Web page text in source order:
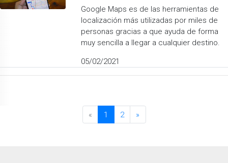
Google Maps es de las herramientas de
localización más utilizadas por miles de
personas gracias a que ayuda de forma
muy sencilla a llegar a cualquier destino.
05/02/2021
« 1 2 »